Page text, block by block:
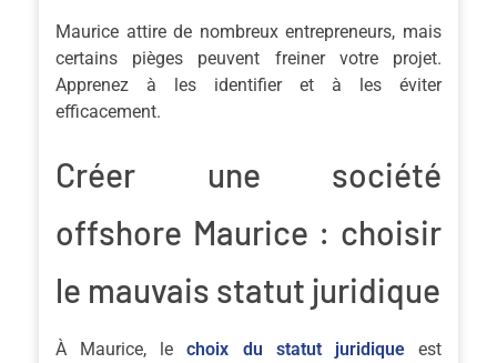
Maurice attire de nombreux entrepreneurs, mais
certains pièges peuvent freiner votre projet.
Apprenez à les identifier et à les éviter
efficacement.
Créer une société
offshore Maurice : choisir
le mauvais statut juridique
À Maurice, lechoix du statut juridiqueest